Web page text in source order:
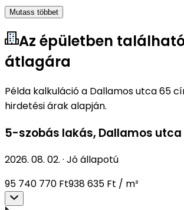
Mutass többet
Az épületben
átlagára
Példa kalkuláció a Dallamos utca 65
hirdetési árak alapján.
5-szobás lakás, Dallamos utca
2026. 08. 02. · Jó állapotú
95 740 770 Ft938 635 Ft / m²